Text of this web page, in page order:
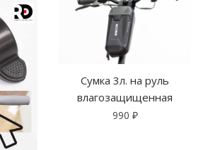
Сумка 3л. на руль
влагозащищенная
990 ₽